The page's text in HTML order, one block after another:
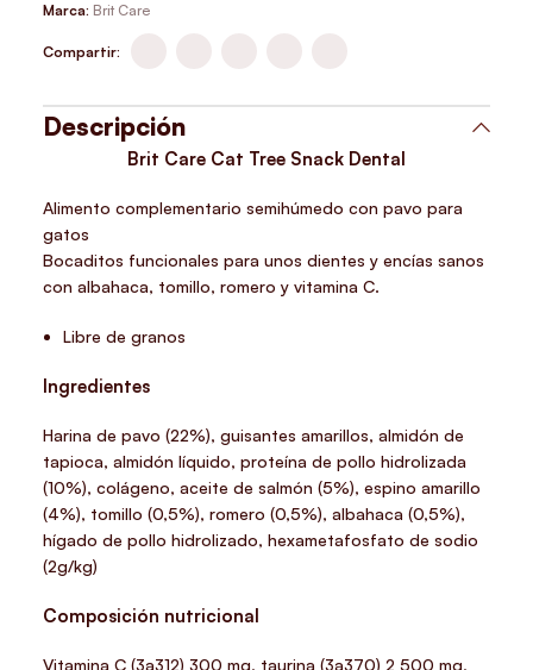
Marca: Brit Care
Compartir:
Descripción
Brit Care Cat Tree Snack Dental
Alimento complementario semihúmedo con pavo para
gatos
Bocaditos funcionales para unos dientes y encías sanos
con albahaca, tomillo, romero y vitamina C.
Libre de granos
Ingredientes
Harina de pavo (22%), guisantes amarillos, almidón de
tapioca, almidón líquido, proteína de pollo hidrolizada
(10%), colágeno, aceite de salmón (5%), espino amarillo
(4%), tomillo (0,5%), romero (0,5%), albahaca (0,5%),
hígado de pollo hidrolizado, hexametafosfato de sodio
(2g/kg)
Composición nutricional
Vitamina C (3a312) 300 mg, taurina (3a370) 2 500 mg,